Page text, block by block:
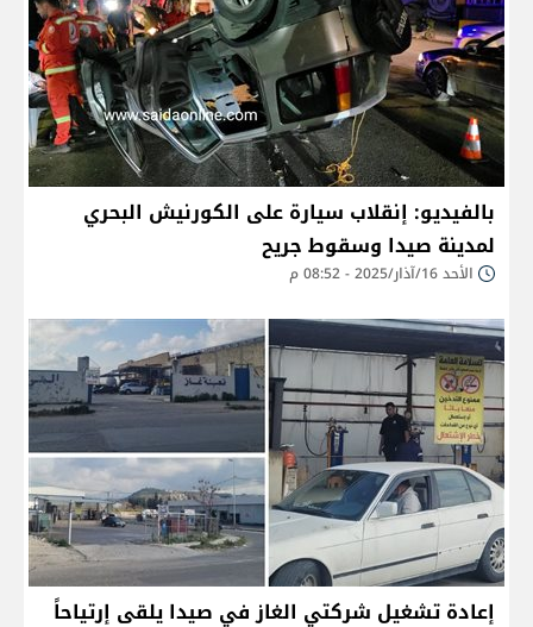
بالفيديو: إنقلاب سيارة على الكورنيش البحري
لمدينة صيدا وسقوط جريح
الأحد 16/آذار/2025 - 08:52 م
إعادة تشغيل شركتي الغاز في صيدا يلقى إرتياحاً